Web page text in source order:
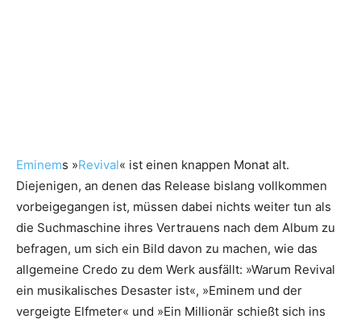
Eminems »Revival« ist einen knappen Monat alt.
Diejenigen, an denen das Release bislang vollkommen
vorbeigegangen ist, müssen dabei nichts weiter tun als
die Suchmaschine ihres Vertrauens nach dem Album zu
befragen, um sich ein Bild davon zu machen, wie das
allgemeine Credo zu dem Werk ausfällt: »Warum Revival
ein musikalisches Desaster ist«, »Eminem und der
vergeigte Elfmeter« und »Ein Millionär schießt sich ins